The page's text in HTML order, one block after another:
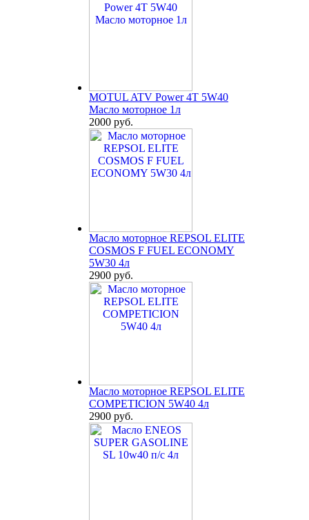
MOTUL ATV Power 4T 5W40
Масло моторное 1л
2000 руб.
Масло моторное REPSOL ELITE
COSMOS F FUEL ECONOMY
5W30 4л
2900 руб.
Масло моторное REPSOL ELITE
COMPETICION 5W40 4л
2900 руб.